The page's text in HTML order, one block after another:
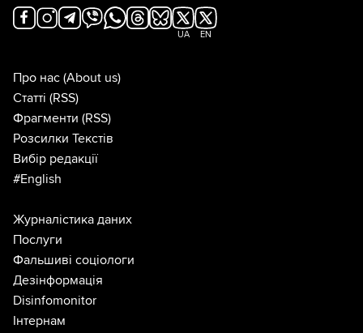
UA EN
Про нас (About us)
Статті (RSS)
Фрагменти (RSS)
Розсилки Текстів
Вибір редакції
#English
Журналістика даних
Послуги
Фальшиві соціологи
Дезінформація
Disinfomonitor
Інтернам